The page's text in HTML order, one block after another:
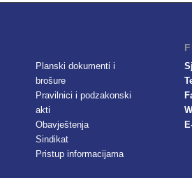
Planski dokumenti i
brošure
Pravilnici i podzakonski
akti
Obavještenja
Sindikat
Pristup informacijama